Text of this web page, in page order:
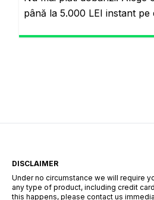
până la 5.000 LEI instant
DISCLAIMER
Under no circumstance we will require
any type of product, including credit
this happens, please contact us